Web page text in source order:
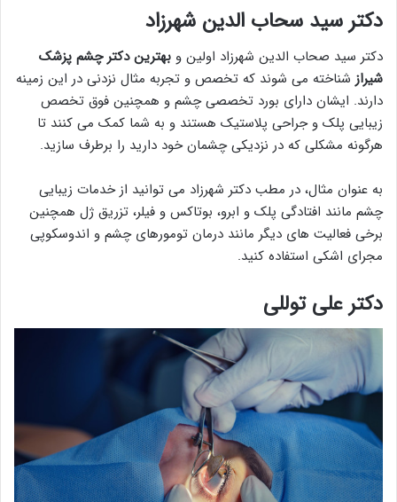
دکتر سید سحاب الدین شهرزاد
دکتر سید صحاب الدین شهرزاد اولین و بهترین دکتر چشم پزشک
شیراز شناخته می شوند که تخصص و تجربه مثال نزدنی در این زمینه
دارند. ایشان دارای بورد تخصصی چشم و همچنین فوق تخصص
زیبایی پلک و جراحی پلاستیک هستند و به شما کمک می کنند تا
هرگونه مشکلی که در نزدیکی چشمان خود دارید را برطرف سازید.
به عنوان مثال، در مطب دکتر شهرزاد می توانید از خدمات زیبایی
چشم مانند افتادگی پلک و ابرو، بوتاکس و فیلر، تزریق ژل همچنین
برخی فعالیت های دیگر مانند درمان تومورهای چشم و اندوسکوپی
مجرای اشکی استفاده کنید.
دکتر علی توللی